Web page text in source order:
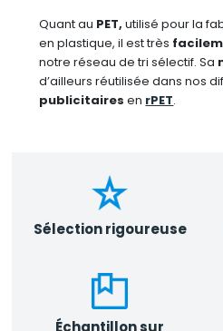
Quant au PET, utilisé pour la
en plastique, il est très
notre réseau de tri sélectif. Sa
d’ailleurs réutilisée dans nos
publicitaires en rPET.
Sélection rigoureuse